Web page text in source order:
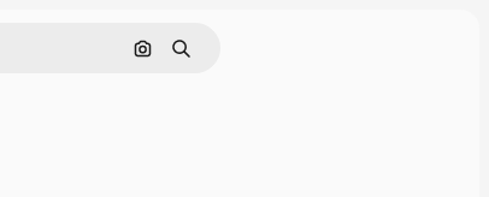
Cerca per immagine
Ricerca